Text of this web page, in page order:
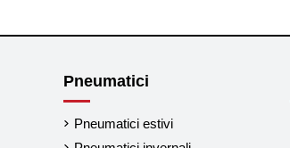
Pneumatici
Pneumatici estivi